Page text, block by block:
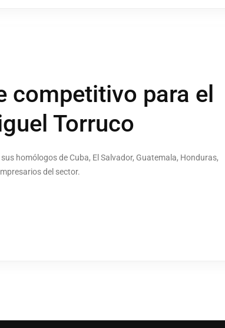
competitivo para el
Torruco
homólogos de Cuba, El Salvador, Guatemala, Honduras,
del sector.